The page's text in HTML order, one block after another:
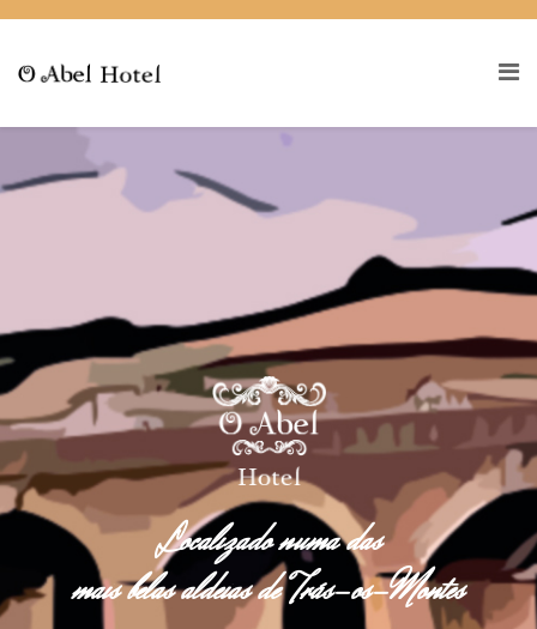
Localizado numa das
mais belas aldeias de Trás-os-Montes